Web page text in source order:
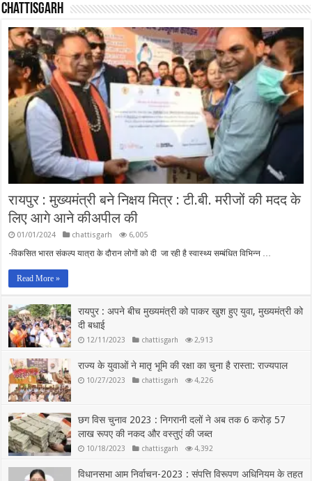
chattisgarh
रायपुर : मुख्यमंत्री बने निक्षय मित्र : टी.बी. मरीजों की मदद के
लिए आगे आने कीअपील की
01/01/2024 chattisgarh 6,005
-विकसित भारत संकल्प यात्रा के दौरान लोगों को दी जा रही है स्वास्थ्य सम्बंधित विभिन्न …
Read More »
रायपुर : अपने बीच मुख्यमंत्री को पाकर खुश हुए युवा, मुख्यमंत्री को
दी बधाई
12/11/2023 chattisgarh 2,913
राज्य के युवाओं ने मातृ भूमि की रक्षा का चुना है रास्ता: राज्यपाल
10/27/2023 chattisgarh 4,226
छग विस चुनाव 2023 : निगरानी दलों ने अब तक 6 करोड़ 57
लाख रूपए की नकद और वस्तुएं की जब्त
10/18/2023 chattisgarh 4,392
विधानसभा आम निर्वाचन-2023 : संपत्ति विरूपण अधिनियम के तहत